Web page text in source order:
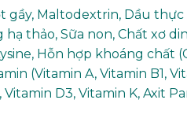
gầy, Maltodextrin, Dầu
thảo, Sữa non, Chất xơ
Hỗn hợp khoáng chất
(Vitamin A, Vitamin B1,
Vitamin D3, Vitamin K, Axit